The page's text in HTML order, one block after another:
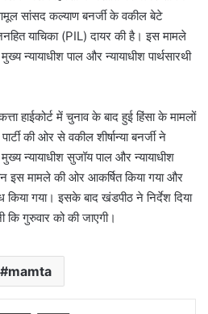
सांसद कल्याण बनर्जी के वकील बेटे
जनहित याचिका (PIL) दायर की है। इस मामले
न्यायाधीश पाल और न्यायाधीश पार्थसारथी
हाईकोर्ट में चुनाव के बाद हुई हिंसा के मामलों
की ओर से वकील शीर्षान्या बनर्जी ने
न्यायाधीश सुजॉय पाल और न्यायाधीश
इस मामले की ओर आकर्षित किया गया और
गया। इसके बाद खंडपीठ ने निर्देश दिया
गुरुवार को की जाएगी।
mamta